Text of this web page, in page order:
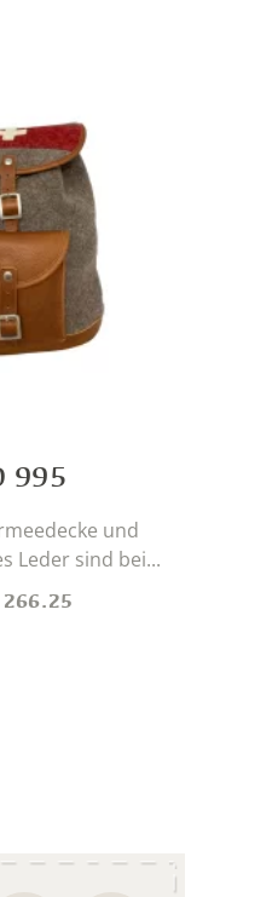
995
und
Leder sind bei...
266.25